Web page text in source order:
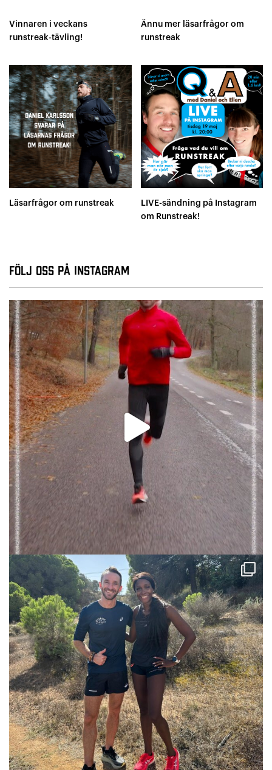
Vinnaren i veckans
runstreak-tävling!
Ännu mer läsarfrågor om
runstreak
Läsarfrågor om runstreak
LIVE-sändning på Instagram
om Runstreak!
Följ oss på Instagram